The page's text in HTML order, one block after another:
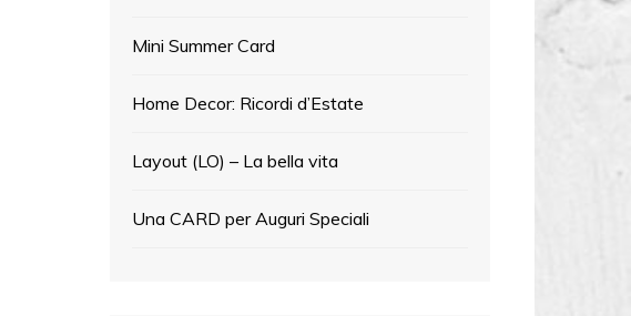
Mini Summer Card
Home Decor: Ricordi d’Estate
Layout (LO) – La bella vita
Una CARD per Auguri Speciali